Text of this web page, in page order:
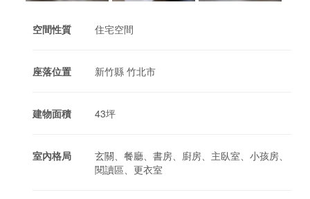
空間性質 住宅空間
座落位置 新竹縣 竹北市
建物面積 43坪
室內格局
玄關、餐廳、書房、廚房、主臥室、小孩房、
閱讀區、更衣室